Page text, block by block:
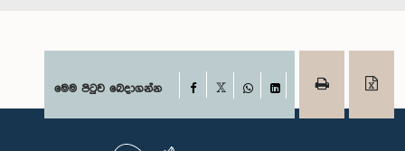
මෙම පිටුව බෙදාගන්න Facebook
WhatsAppLinkedIn